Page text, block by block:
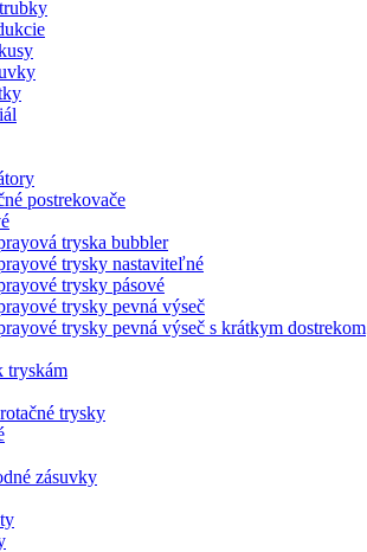
postrekovače
tryska bubbler
trysky nastaviteľné
trysky pásové
trysky pevná výseč
trysky pevná výseč s krátkym dostrekom
tryskám
trysky
zásuvky